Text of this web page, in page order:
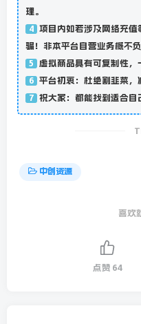
理。
4 项目内如若涉及网络充值
骗！非本平台自营业务概不负
5 虚拟商品具有可复制性，
6 平台初衷：杜绝割韭菜，
7 祝大家：都能找到适合自
中创资源
喜欢
点赞 64